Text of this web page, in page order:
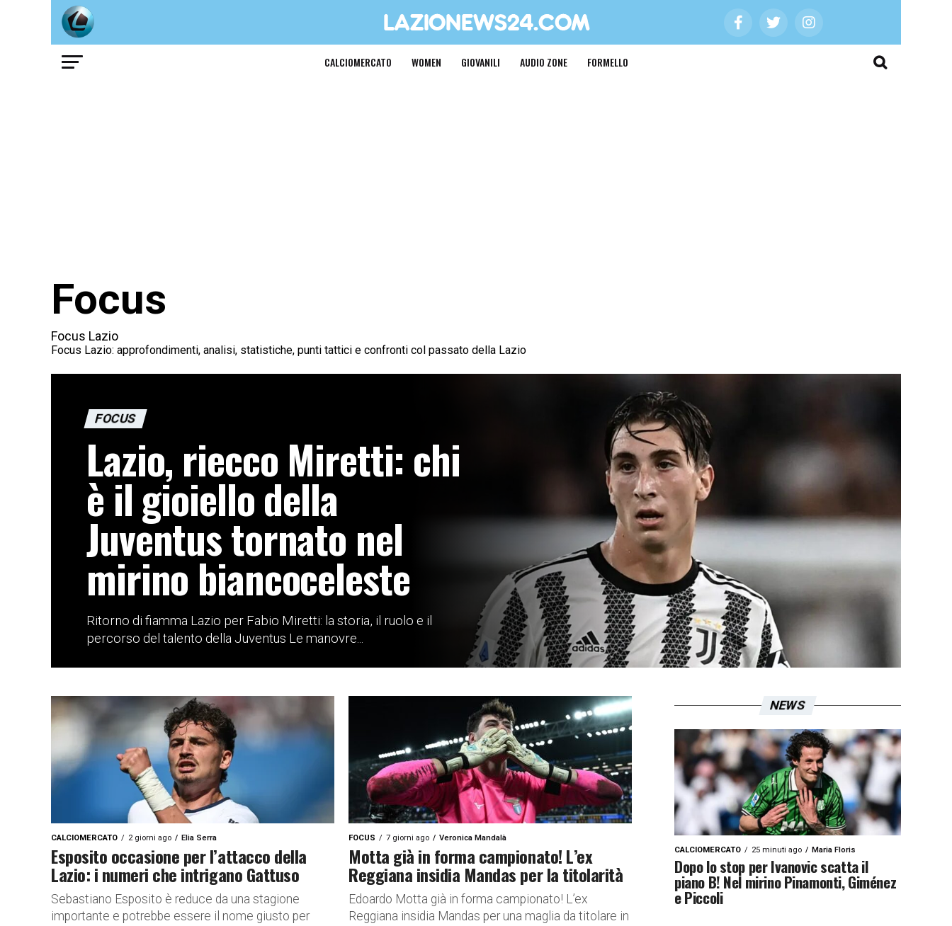
CALCIOMERCATO WOMEN GIOVANILI AUDIO ZONE FORMELLO
Focus
Focus Lazio
Focus Lazio: approfondimenti, analisi, statistiche, punti tattici e confronti col passato della Lazio
FOCUS
Lazio, riecco Miretti: chi
è il gioiello della
Juventus tornato nel
mirino biancoceleste
Ritorno di fiamma Lazio per Fabio Miretti: la storia, il ruolo e il
percorso del talento della Juventus Le manovre...
CALCIOMERCATO 2 giorni ago Elia Serra
Esposito occasione per l’attacco della
Lazio: i numeri che intrigano Gattuso
Sebastiano Esposito è reduce da una stagione
importante e potrebbe essere il nome giusto per
FOCUS 7 giorni ago Veronica Mandalà
Motta già in forma campionato! L’ex
Reggiana insidia Mandas per la titolarità
Edoardo Motta già in forma campionato! L’ex
Reggiana insidia Mandas per una maglia da titolare in
NEWS
CALCIOMERCATO 25 minuti ago Maria Floris
Dopo lo stop per Ivanovic scatta il
piano B! Nel mirino Pinamonti, Giménez
e Piccoli